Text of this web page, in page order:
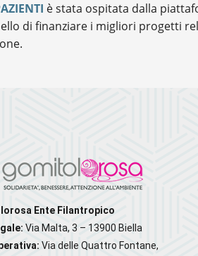
è stata ospitata dalla
di finanziare i migliori progetti
Ente Filantropico
Via Malta, 3 – 13900 Biella
Via delle Quattro Fontane,